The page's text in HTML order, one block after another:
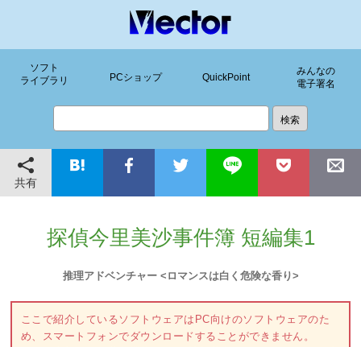
ソフト
ライブラリ
PCショップ QuickPoint
みんなの
電子署名
共有
探偵今里美沙事件簿 短編集1
推理アドベンチャー <ロマンスは白く危険な香り>
ここで紹介しているソフトウェアはPC向けのソフトウェアのた
め、スマートフォンでダウンロードすることができません。